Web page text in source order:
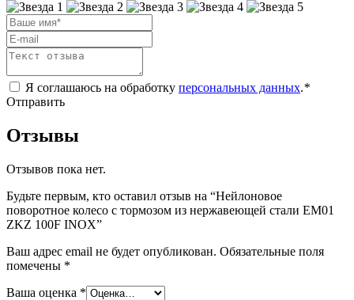
Я соглашаюсь на обработку персональных данных.*
Отправить
Отзывы
Отзывов пока нет.
Будьте первым, кто оставил отзыв на “Нейлоновое
поворотное колесо с тормозом из нержавеющей стали EM01
ZKZ 100F INOX”
Ваш адрес email не будет опубликован. Обязательные поля
помечены *
Ваша оценка *